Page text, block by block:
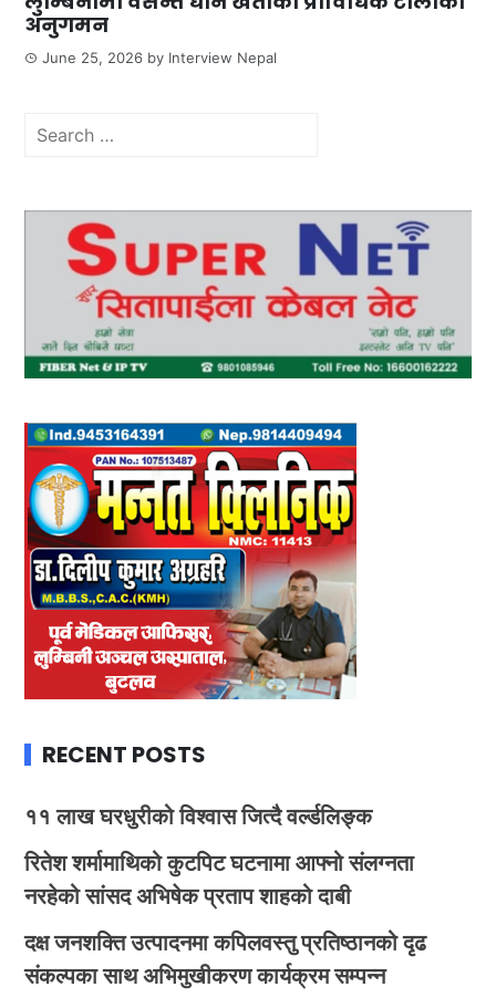
अनुगमन
June 25, 2026 by Interview Nepal
Search
RECENT POSTS
११ लाख घरधुरीको विश्वास जित्दै वर्ल्डलिङ्क
रितेश शर्मामाथिको कुटपिट घटनामा आफ्नो संलग्नता
नरहेको सांसद अभिषेक प्रताप शाहको दाबी
दक्ष जनशक्ति उत्पादनमा कपिलवस्तु प्रतिष्ठानको दृढ
संकल्पका साथ अभिमुखीकरण कार्यक्रम सम्पन्न